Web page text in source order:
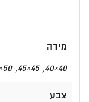
מידה
40×40, 45×45, 50×30, 50×50, 60×60
צבע